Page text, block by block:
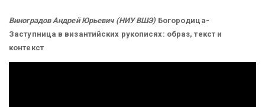
Виноградов Андрей Юрьевич (НИУ ВШЭ) Богородица-
Заступница в византийских рукописях: образ, текст и
контекст